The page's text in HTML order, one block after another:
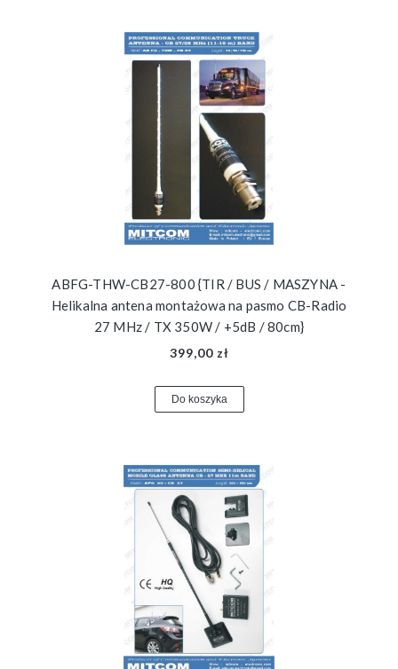
ABFG-THW-CB27-800 {TIR / BUS / MASZYNA -
Helikalna antena montażowa na pasmo CB-Radio
27 MHz / TX 350W / +5dB / 80cm}
399,00 zł
Do koszyka